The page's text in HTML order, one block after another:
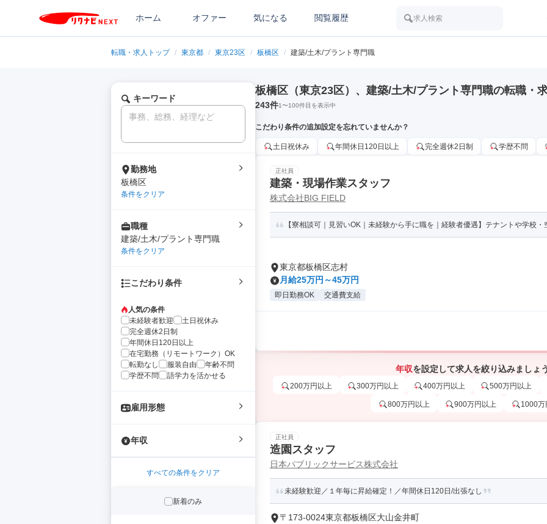
ホーム オファー 気になる 閲覧履歴 求人検索
転職・求人トップ / 東京都 / 東京23区 / 板橋区 / 建築/土木/プラント専門職
キーワード
勤務地
板橋区
条件をクリア
職種
建築/土木/プラント専門職
条件をクリア
こだわり条件
人気の条件
未経験者歓迎
土日祝休み
完全週休2日制
年間休日120日以上
在宅勤務（リモートワーク）OK
転勤なし
服装自由
年齢不問
学歴不問
語学力を活かせる
雇用形態
年収
すべての条件をクリア
新着のみ
板橋区（東京23区）、建築/土木/プラント専門職の転職・
243件1〜100件目を表示中
こだわり条件の追加設定を忘れていませんか？
土日祝休み 年間休日120日以上 完全週休2日制 学歴不問
正社員
建築・現場作業スタッフ
株式会社BIG FIELD
【寮相談可｜見習いOK｜未経験から手に職を｜経験者優遇】テナントや学校
東京都板橋区志村
月給25万円～45万円
即日勤務OK 交通費支給
年収を設定して求人を絞り込みましょ
200万円以上 300万円以上 400万円以上 500万円以上
800万円以上 900万円以上 1000万
正社員
造園スタッフ
日本パブリックサービス株式会社
未経験歓迎／１年毎に昇給確定！／年間休日120日/出張なし
〒173-0024東京都板橋区大山金井町